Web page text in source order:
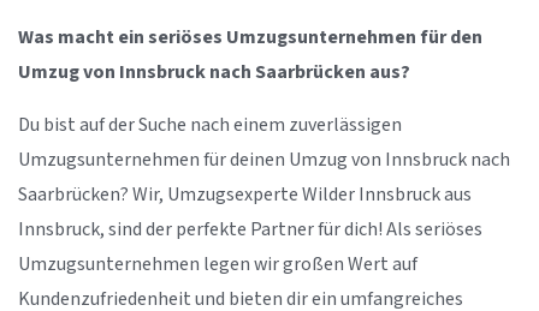
Was macht ein seriöses Umzugsunternehmen für den
Umzug von Innsbruck nach Saarbrücken aus?
Du bist auf der Suche nach einem zuverlässigen
Umzugsunternehmen für deinen Umzug von Innsbruck nach
Saarbrücken? Wir, Umzugsexperte Wilder Innsbruck aus
Innsbruck, sind der perfekte Partner für dich! Als seriöses
Umzugsunternehmen legen wir großen Wert auf
Kundenzufriedenheit und bieten dir ein umfangreiches